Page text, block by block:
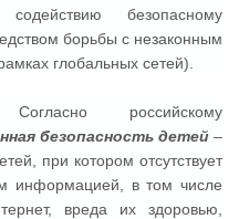
безопасному
борьбы с незаконным
глобальных сетей).
безопасность детей –
при котором отсутствует
информацией, в том числе
вреда их здоровью,